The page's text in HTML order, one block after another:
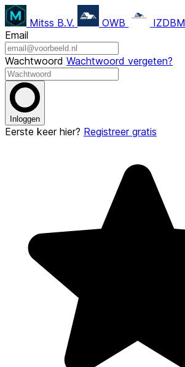
Mitss B.V. OWB
IZDBM
Email
Wachtwoord Wachtwoord vergeten?
Inloggen
Eerste keer hier? Registreer gratis